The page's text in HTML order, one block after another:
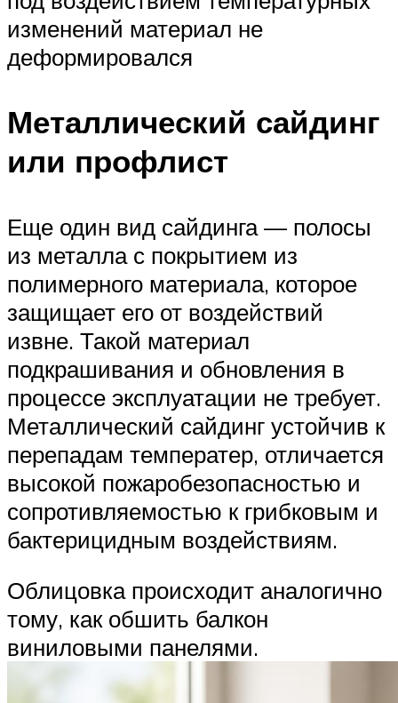
изменений материал не
деформировался
Металлический сайдинг
или профлист
Еще один вид сайдинга — полосы
из металла с покрытием из
полимерного материала, которое
защищает его от воздействий
извне. Такой материал
подкрашивания и обновления в
процессе эксплуатации не требует.
Металлический сайдинг устойчив к
перепадам температер, отличается
высокой пожаробезопасностью и
сопротивляемостью к грибковым и
бактерицидным воздействиям.
Облицовка происходит аналогично
тому, как обшить балкон
виниловыми панелями.